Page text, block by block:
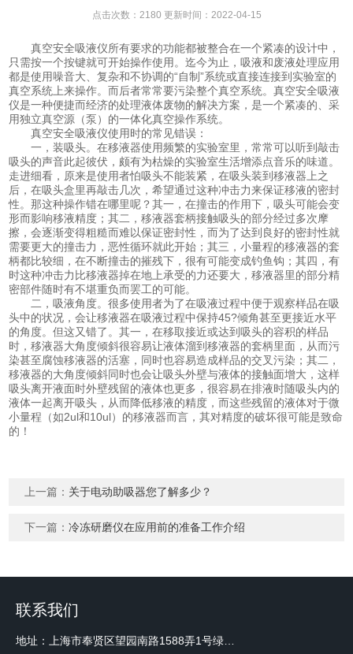
点击次数：2180 更新时间：2022-04-15
真空安全吸液仪所有要求的功能都被整合在一个紧凑的设计中，
只需按一个按键就可开始操作使用。迄今为止，吸液和废液处理应用
都是使用噪音大、复杂和不协调的“自制”系统或直接连接到实验室的
真空系统上来操作。而后者常常要污染整个真空系统。真空安全吸液
仪是一种便捷而经济的处理液体废物的解决方案，是一个紧凑的、采
用独立真空源（泵）的一体化真空操作系统。
真空安全吸液仪使用时的常见错误：
一，装吸头。在移液器使用频繁的实验室里，常常可以听到敲击
吸头的声音此起彼伏，颇有为枯燥的实验室生活增添点音乐的味道。
走进细看，原来是使用者怕吸头不能装紧，在吸头装到移液器上之
后，在吸头盒里再敲击几次，希望通过这种冲击力来保证移液的密封
性。那这种操作错在哪里呢？其一，在撞击的作用下，吸头可能会变
形而影响移液精度；其二，移液器套柄接触吸头的部分经过多次摩
擦，会逐渐变得粗糙而难以保证密封性，而为了达到良好的密封性就
需要更大的撞击力，恶性循环就此开始；其三，小量程的移液器的套
柄都比较细，在不断撞击的摧残下，很有可能变成钓鱼钩；其四，有
时这种冲击力比移液器掉在地上承受的力还要大，移液器里的部分精
密部件随时有不堪重负而罢工的可能。
二，吸液角度。很多使用者为了在吸液过程中便于观察样品在吸
头中的状况，会让移液器在吸液过程中保持45?倾角甚至更接近水平
的角度。但这又错了。其一，在移取接近或达到吸头的容积的样品
时，移液器大角度倾斜很容易让液体溜到移液器的套柄里面，从而污
染甚至腐蚀移液器的活塞，同时也容易造成样品的交叉污染；其二，
移液器的大角度倾斜同时也会让吸头外壁与液体的接触面增大，这样
吸头离开液面时外壁残留的液体也更多，很容易在排液时随吸头内的
液体一起离开吸头，从而降低移液的精度，而这些残留的液体对于微
小量程（如2ul和10ul）的移液器而言，其对精度的破坏很可能是致命
的！
上一篇： 关于电动助吸器您了解多少？
下一篇：冷冻研磨仪在应用前的准备工作介绍
联系我们